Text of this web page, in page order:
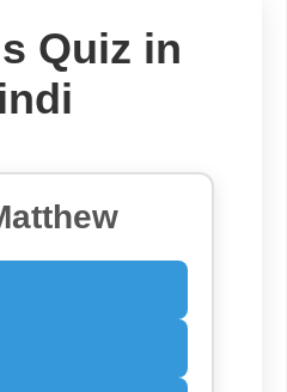
Quiz in